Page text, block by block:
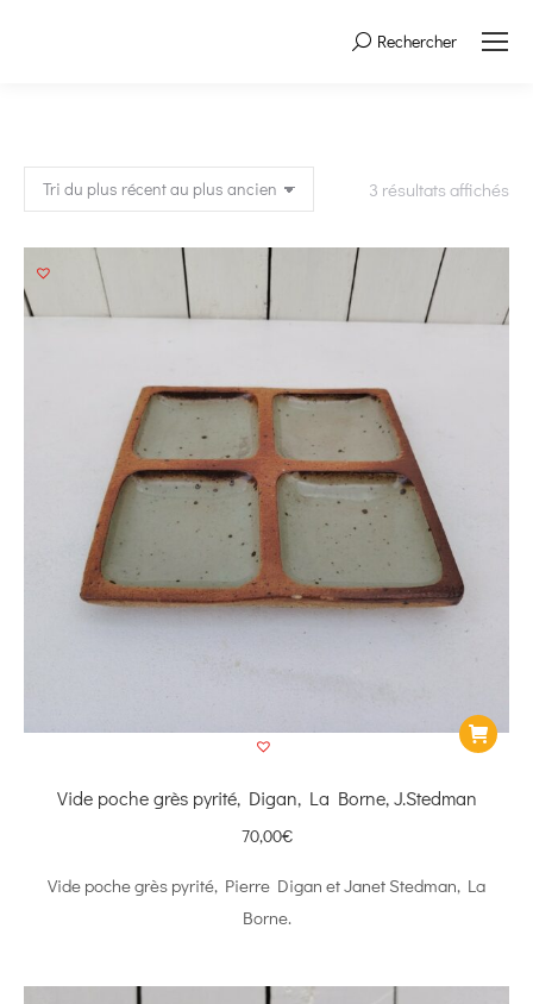
Search:Rechercher
3 résultats affichés
au
Vide poche grès pyrité, Digan, La Borne, J.Stedman
70,00€
Vide poche grès pyrité, Pierre Digan et Janet Stedman, La
Borne.